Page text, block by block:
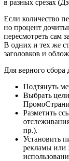
в разных срезах
Если количество
но процент
пересмотреть сам
В одних и тех же
заголовков и
Для верного
Подтянуть
Выбрать
Разметить
пр.).
Установить
рекламы или